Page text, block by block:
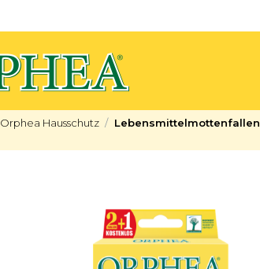
Orphea Hausschutz Lebensmittelmottenfallen